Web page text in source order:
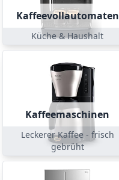
Kaffeevollautomaten
Küche & Haushalt
Kaffeemaschinen
Leckerer Kaffee - frisch
gebrüht